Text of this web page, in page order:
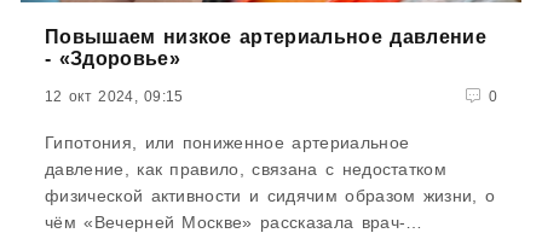
Повышаем низкое артериальное давление
- «Здоровье»
12 окт 2024, 09:15 0
Гипотония, или пониженное артериальное
давление, как правило, связана с недостатком
физической активности и сидячим образом жизни, о
чём «Вечерней Москве» рассказала врач-